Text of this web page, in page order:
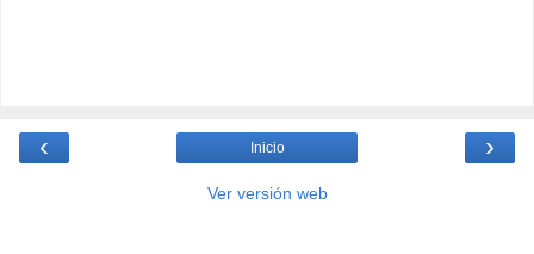
‹ ›
Inicio
Ver versión web